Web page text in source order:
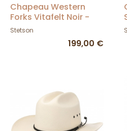
Chapeau Western
Forks Vitafelt Noir -
Stetson
Stetson
199,00 €